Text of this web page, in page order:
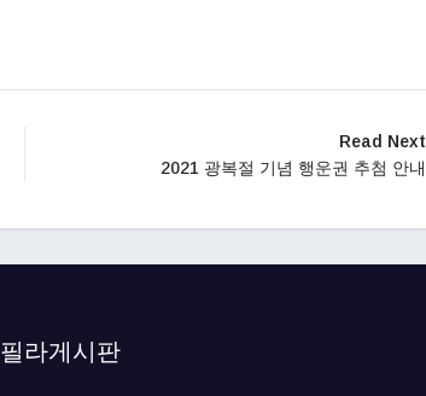
Read Next
2021 광복절 기념 행운권 추첨 안내
필라게시판